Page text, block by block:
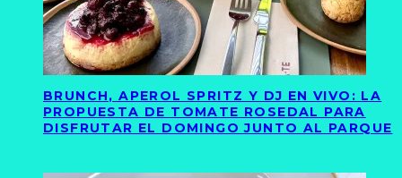
BRUNCH, APEROL SPRITZ Y DJ EN VIVO: LA
PROPUESTA DE TOMATE ROSEDAL PARA
DISFRUTAR EL DOMINGO JUNTO AL PARQUE